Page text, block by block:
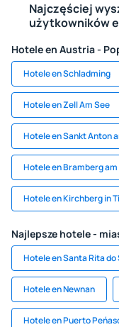
Najczęściej
użytkowników
Hotele en Austria -
Hotele en Schladming
Hotele en Zell Am See
Hotele en Sankt Anton
Hotele en Bramberg
Hotele en Kirchberg in
Najlepsze hotele -
Hotele en Santa Rita do
Hotele en Newnan
Hotele en Puerto